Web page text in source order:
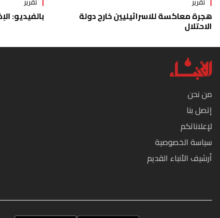
هجرة معاكسة للاسرائيليين خارج دولة
الاحتلال
بالفيديو:
من نحن
إتصل بنا
لإعلاناتكم
سياسة الخصوصية
أرشيف الأنباء القديم